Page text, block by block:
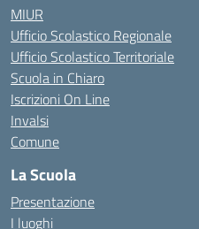
MIUR
Ufficio Scolastico Regionale
Ufficio Scolastico Territoriale
Scuola in Chiaro
Iscrizioni On Line
Invalsi
Comune
La Scuola
Presentazione
I luoghi